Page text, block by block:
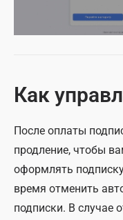
Как
После оплаты
продление, чтобы
оформлять
время отменить
подписки. В случае